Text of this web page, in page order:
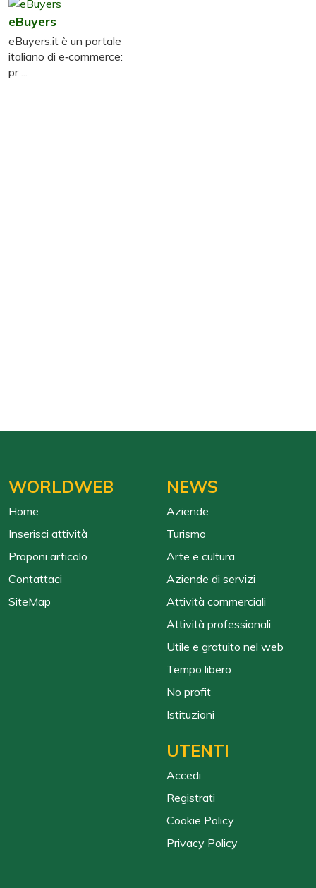
eBuyers
eBuyers.it è un portale
italiano di e‑commerce:
pr ...
WORLDWEB
Home
Inserisci attività
Proponi articolo
Contattaci
SiteMap
NEWS
Aziende
Turismo
Arte e cultura
Aziende di servizi
Attività commerciali
Attività professionali
Utile e gratuito nel web
Tempo libero
No profit
Istituzioni
UTENTI
Accedi
Registrati
Cookie Policy
Privacy Policy